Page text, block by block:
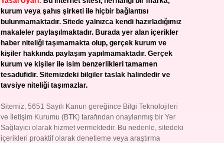
kurum veya şahıs şirketi ile hiçbir bağlantısı
bulunmamaktadır. Sitede yalnızca kendi hazırladığımız
makaleler paylaşılmaktadır. Burada yer alan içerikler
haber niteliği taşımamakta olup, gerçek kurum ve
kişiler hakkında paylaşım yapılmamaktadır. Gerçek
kurum ve kişiler ile isim benzerlikleri tamamen
tesadüfidir. Sitemizdeki bilgiler taslak halindedir ve
tavsiye niteliği taşımazlar.
Sitemiz, 5651 Sayılı Kanun gereğince Bilgi Teknolojileri
ve İletişim Kurumu (BTK) tarafından onaylanmış bir Yer
Sağlayıcı olarak hizmet vermektedir. Bu nedenle, sitedeki
içerikleri proaktif olarak denetleme veya araştırma